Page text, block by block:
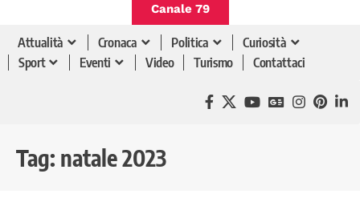
Canale 79
Attualità Cronaca Politica
Curiosità
Sport
Eventi Video Turismo Contattaci
Tag: natale 2023